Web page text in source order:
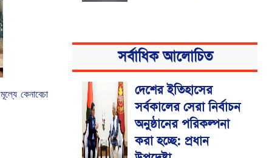
মূল্যে কেনাবেচা
সর্বাধিক আলোচিত
দেশের ইতিহাসের
সর্বকালের সেরা নির্বাচন
অনুষ্ঠানের পরিকল্পনা
করা হচ্ছে: প্রধান